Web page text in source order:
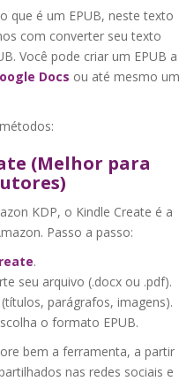
que é um EPUB, neste texto
com converter seu texto
Você pode criar um EPUB a
Docs ou até mesmo um
(Melhor para
KDP, o Kindle Create é a
Passo a passo:
.
seu arquivo (.docx ou .pdf).
parágrafos, imagens).
o formato EPUB.
bem a ferramenta, a partir
nas redes sociais e